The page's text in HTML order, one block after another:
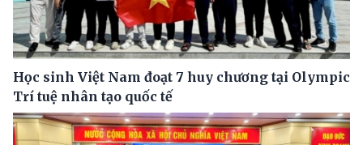
Học sinh Việt Nam đoạt 7 huy chương tại Olympic
Trí tuệ nhân tạo quốc tế